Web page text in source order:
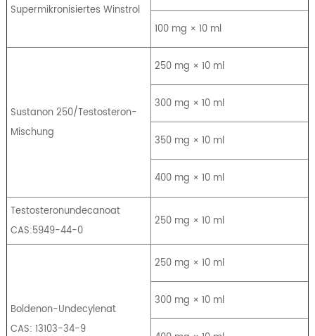
Supermikronisiertes Winstrol
100 mg × 10 ml
Sustanon 250/Testosteron-
Mischung
250 mg × 10 ml
300 mg × 10 ml
350 mg × 10 ml
400 mg × 10 ml
Testosteronundecanoat
CAS:5949-44-0
250 mg × 10 ml
Boldenon-Undecylenat
CAS: 13103-34-9
250 mg × 10 ml
300 mg × 10 ml